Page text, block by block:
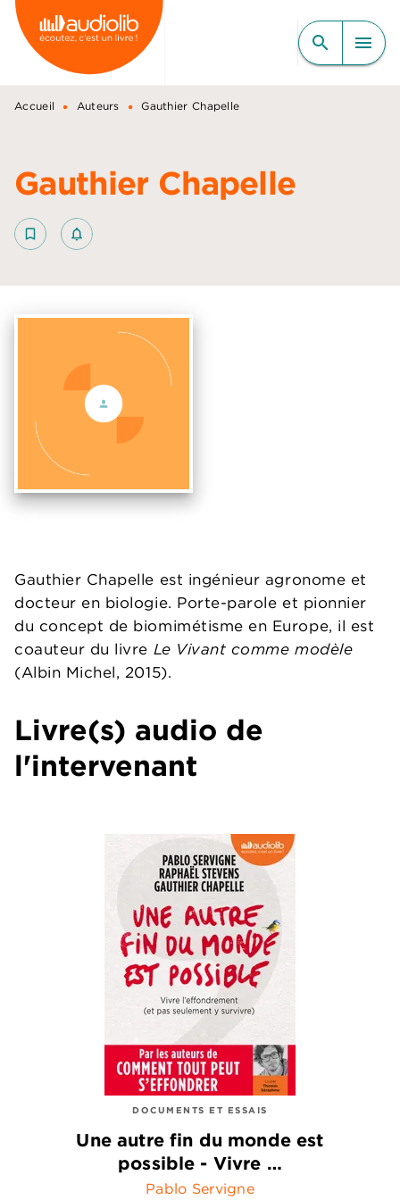
MENU RECHERCHE
CONTENU
PIED DE PAGE
search menu
Accueil • Auteurs • Gauthier Chapelle
Gauthier Chapelle
bookmark_border notifications_none_outlined
Gauthier Chapelle est ingénieur agronome et
docteur en biologie. Porte-parole et pionnier
du concept de biomimétisme en Europe, il est
coauteur du livre Le Vivant comme modèle
(Albin Michel, 2015).
Livre(s) audio de
l'intervenant
DOCUMENTS ET ESSAIS
Une autre fin du monde est
possible - Vivre …
Pablo Servigne